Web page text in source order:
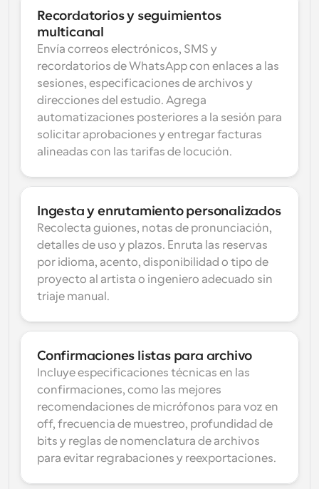
Recordatorios y seguimientos
multicanal
Envía correos electrónicos, SMS y
recordatorios de WhatsApp con enlaces a las
sesiones, especificaciones de archivos y
direcciones del estudio. Agrega
automatizaciones posteriores a la sesión para
solicitar aprobaciones y entregar facturas
alineadas con las tarifas de locución.
Ingesta y enrutamiento personalizados
Recolecta guiones, notas de pronunciación,
detalles de uso y plazos. Enruta las reservas
por idioma, acento, disponibilidad o tipo de
proyecto al artista o ingeniero adecuado sin
triaje manual.
Confirmaciones listas para archivo
Incluye especificaciones técnicas en las
confirmaciones, como las mejores
recomendaciones de micrófonos para voz en
off, frecuencia de muestreo, profundidad de
bits y reglas de nomenclatura de archivos
para evitar regrabaciones y reexportaciones.